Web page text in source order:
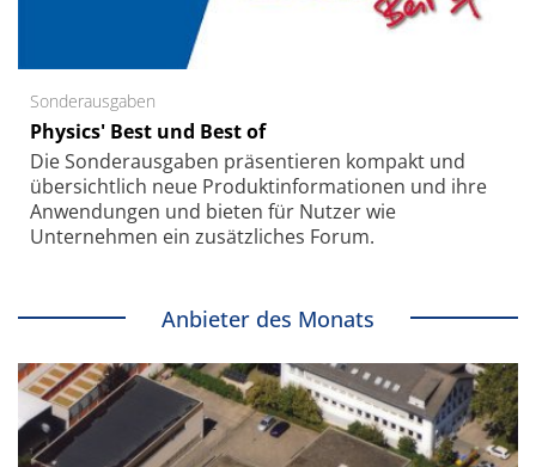
Sonderausgaben
Physics' Best und Best of
Die Sonder­ausgaben präsentieren kompakt und
übersichtlich neue Produkt­informationen und ihre
Anwendungen und bieten für Nutzer wie
Unternehmen ein zusätzliches Forum.
Anbieter des Monats